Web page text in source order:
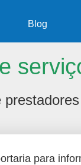
Blog
para